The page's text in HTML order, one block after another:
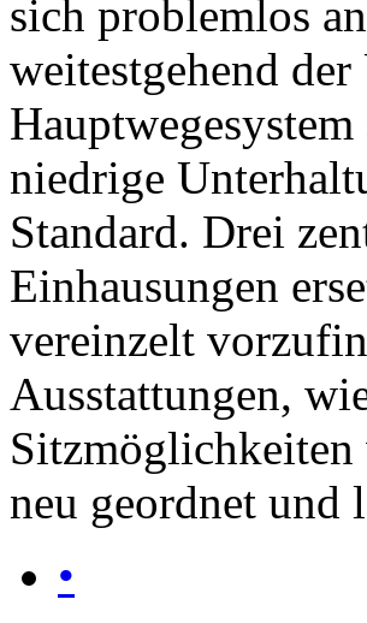
sich problemlos
weitestgehend
niedrige
Standard. Drei
Einhausungen
vereinzelt
Ausstattungen,
Sitzmöglichkeiten
neu geordnet und
•